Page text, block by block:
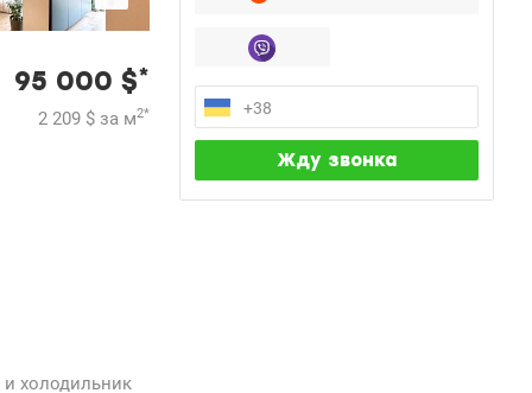
95 000 $*
2 209 $ за м2*
холодильник